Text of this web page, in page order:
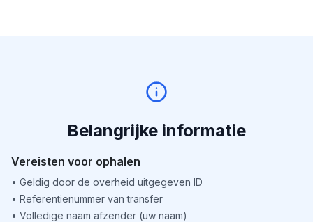
Belangrijke informatie
Vereisten voor ophalen
• Geldig door de overheid uitgegeven ID
• Referentienummer van transfer
• Volledige naam afzender (uw naam)